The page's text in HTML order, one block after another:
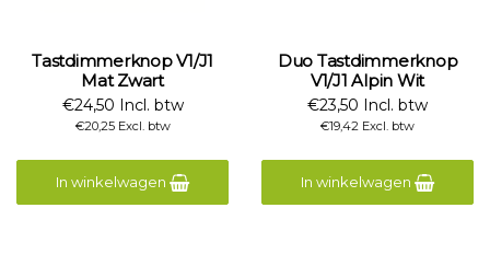
Tastdimmerknop V1/J1
Mat Zwart
€24,50 Incl. btw
€20,25 Excl. btw
In winkelwagen
Duo Tastdimmerknop
V1/J1 Alpin Wit
€23,50 Incl. btw
€19,42 Excl. btw
In winkelwagen